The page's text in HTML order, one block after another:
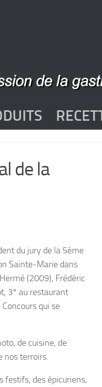
de la
du jury de la 5ème
Sainte-Marie dans
(2009), Frédéric
3* au restaurant
qui se
de cuisine, de
nos terroirs.
festifs, des épicuriens,